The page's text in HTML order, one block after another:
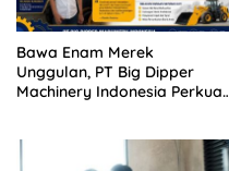
Bawa Enam Merek
Unggulan, PT Big Dipper
Machinery Indonesia Perkuat